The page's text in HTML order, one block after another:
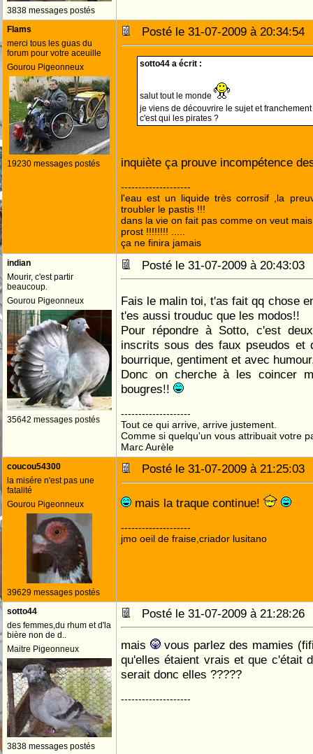
3838 messages postés
Flams
merci tous les guas du
forum pour votre aceuille
Gourou Pigeonneux
19230 messages postés
Posté le 31-07-2009 à
sotto44 a écrit :
salut tout le monde
je viens de découvrire le sujet et
c'est qui les pirates ?
inquiète ça prouve incompétence
--------------------
l'eau est un liquide très corrosif ,la
troubler le pastis !!!
dans la vie on fait pas comme on veut
prost !!!!!!!! .....
ça ne finira jamais
indian
Mourir, c'est partir
beaucoup.
Gourou Pigeonneux
35642 messages postés
Posté le 31-07-2009 à
Fais le malin toi, t'as fait qq chose
t'es aussi trouduc que les modos!!
Pour répondre à Sotto, c'est
inscrits sous des faux pseudos et
bourrique, gentiment et avec
Donc on cherche à les coincer
bougres!!
--------------------
Tout ce qui arrive, arrive justement.
Comme si quelqu'un vous attribuait votre
Marc Aurèle
coucou54300
la misére n'est pas une
fatalité
Gourou Pigeonneux
39629 messages postés
Posté le 31-07-2009 à
mais la traque continue!
--------------------
jmo oeil de fraise,criador lusitano
sotto44
des femmes,du rhum et d'la
bière non de d..
Maitre Pigeonneux
3838 messages postés
Posté le 31-07-2009 à
mais
vous parlez des mamies
qu'elles étaient vrais et que c'était
serait donc elles ?????
--------------------